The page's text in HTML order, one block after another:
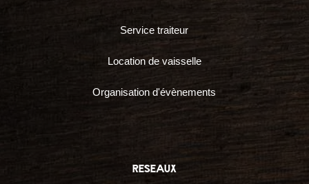
Service traiteur
Location de vaisselle
Organisation d'évènements
reseaux